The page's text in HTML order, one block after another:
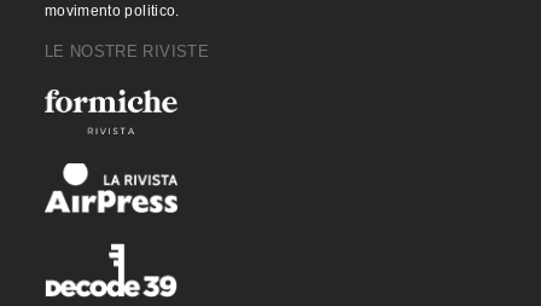
movimento politico.
LE NOSTRE RIVISTE